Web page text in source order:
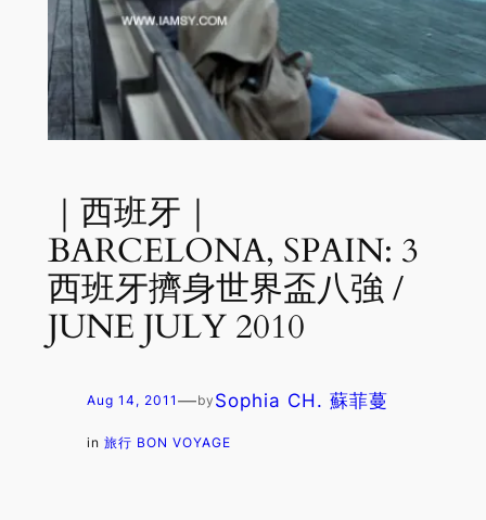
｜西班牙｜
BARCELONA, SPAIN: 3
西班牙擠身世界盃八強 /
JUNE JULY 2010
Aug 14, 2011 —by Sophia CH. 蘇菲蔓
in 旅行 BON VOYAGE